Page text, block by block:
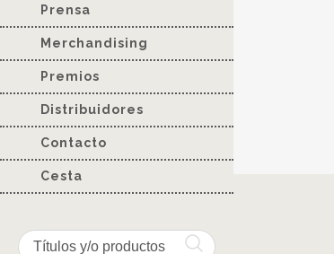
Prensa
Merchandising
Premios
Distribuidores
Contacto
Cesta